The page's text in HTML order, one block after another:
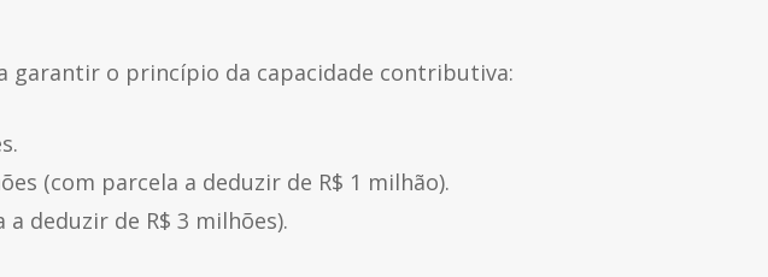
o princípio da capacidade contributiva:
(com parcela a deduzir de R$ 1 milhão).
deduzir de R$ 3 milhões).